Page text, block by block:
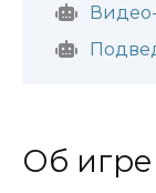
Об игре